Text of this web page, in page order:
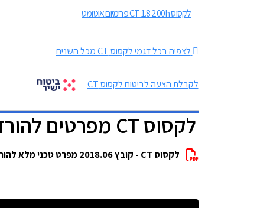
לקסוס CT 1.8 200h פרימיום אוטומט
לצפיה בכל דגמי לקסוס CT מכל השנים
לקבלת הצעה לביטוח לקסוס CT
לקסוס CT מפרטים להורדה
לקסוס CT - קובץ 2018.06 מפרט טכני מלא להורדה